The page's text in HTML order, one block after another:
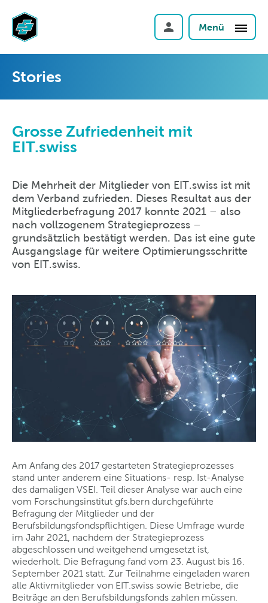
Menü
Stories
Grosse Zufriedenheit mit
EIT.swiss
Die Mehrheit der Mitglieder von EIT.swiss ist mit
dem Verband zufrieden. Dieses Resultat aus der
Mitgliederbefragung 2017 konnte 2021 – also
nach vollzogenem Strategieprozess –
grundsätzlich bestätigt werden. Das ist eine gute
Ausgangslage für weitere Optimierungsschritte
von EIT.swiss.
Am Anfang des 2017 gestarteten Strategieprozesses
stand unter anderem eine Situations- resp. Ist-Analyse
des damaligen VSEI. Teil dieser Analyse war auch eine
vom Forschungsinstitut gfs.bern durchgeführte
Befragung der Mitglieder und der
Berufsbildungsfondspflichtigen. Diese Umfrage wurde
im Jahr 2021, nachdem der Strategieprozess
abgeschlossen und weitgehend umgesetzt ist,
wiederholt. Die Befragung fand vom 23. August bis 16.
September 2021 statt. Zur Teilnahme eingeladen waren
alle Aktivmitglieder von EIT.swiss sowie Betriebe, die
Beiträge an den Berufsbildungsfonds zahlen müssen.